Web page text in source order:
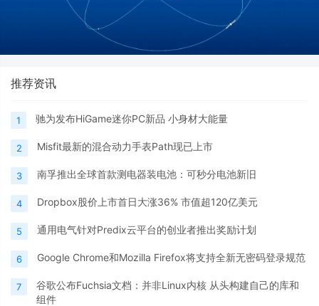
推荐资讯
1 驰为发布HiGame迷你PC新品 小身材大能量
2 Misfit最新的混合动力手表Path现已上市
3 南孚推出全球首款测电器装电池：可秒分电池新旧
4 Dropbox股价上市首日大涨36% 市值超120亿美元
5 通用电气针对Predix云平台的创业者推出奖励计划
6 Google Chrome和Mozilla Firefox将支持全新无密码登录规范
7
谷歌公布Fuchsia文档：并非Linux内核 从头构建自己的库和
组件